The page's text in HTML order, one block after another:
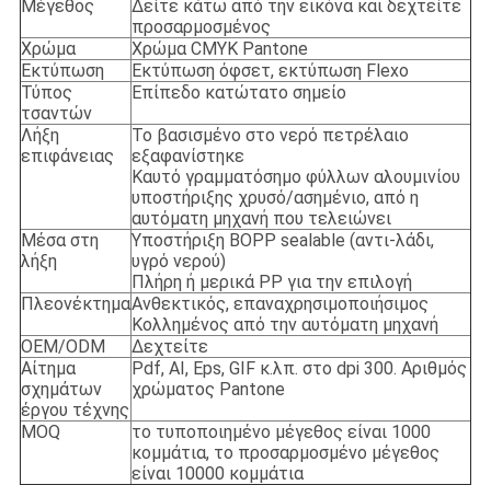
Μέγεθος
Δείτε κάτω από την εικόνα και δεχτείτε
προσαρμοσμένος
Χρώμα
Χρώμα CMYK Pantone
Εκτύπωση
Εκτύπωση όφσετ, εκτύπωση Flexo
Τύπος
τσαντών
Επίπεδο κατώτατο σημείο
Λήξη
επιφάνειας
Το βασισμένο στο νερό πετρέλαιο
εξαφανίστηκε
Καυτό γραμματόσημο φύλλων αλουμινίου
υποστήριξης χρυσό/ασημένιο, από η
αυτόματη μηχανή που τελειώνει
Μέσα στη
λήξη
Υποστήριξη BOPP sealable (αντι-λάδι,
υγρό νερού)
Πλήρη ή μερικά PP για την επιλογή
ΠλεονέκτημαΑνθεκτικός, επαναχρησιμοποιήσιμος
Κολλημένος από την αυτόματη μηχανή
OEM/ODM
Δεχτείτε
Αίτημα
σχημάτων
έργου τέχνης
Pdf, AI, Eps, GIF κ.λπ. στο dpi 300. Αριθμός
χρώματος Pantone
MOQ
το τυποποιημένο μέγεθος είναι 1000
κομμάτια, το προσαρμοσμένο μέγεθος
είναι 10000 κομμάτια